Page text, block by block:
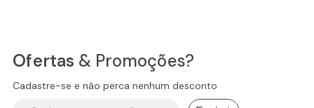
Ofertas & Promoções?
Cadastre-se e não perca nenhum desconto